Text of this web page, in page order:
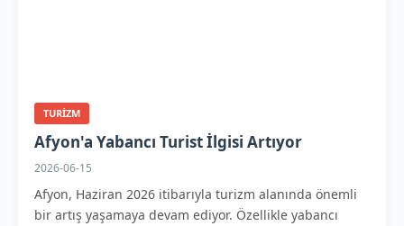
TURIZM
Afyon'a Yabancı Turist İlgisi Artıyor
2026-06-15
Afyon, Haziran 2026 itibarıyla turizm alanında önemli
bir artış yaşamaya devam ediyor. Özellikle yabancı